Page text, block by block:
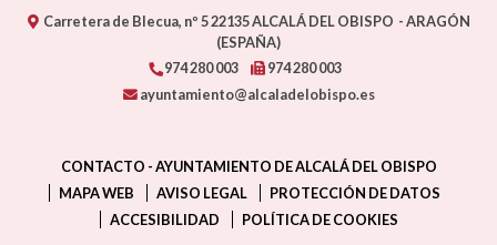
Carretera de Blecua, nº 522135ALCALÁ DEL OBISPO - ARAGÓN
(ESPAÑA)
974 280 003
974 280 003
ayuntamiento@alcaladelobispo.es
CONTACTO - AYUNTAMIENTO DE ALCALÁ DEL OBISPO
MAPA WEB
AVISO LEGAL
PROTECCIÓN DE DATOS
ACCESIBILIDAD
POLÍTICA DE COOKIES